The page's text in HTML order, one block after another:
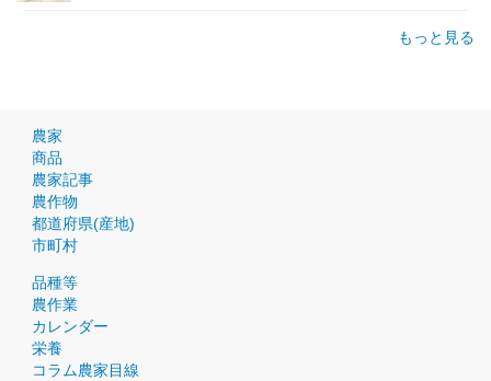
もっと見る
農家
商品
農家記事
農作物
都道府県(産地)
市町村
品種等
農作業
カレンダー
栄養
コラム農家目線